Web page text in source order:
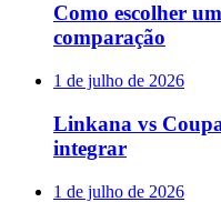
Como escolher
comparação
1 de julho de 2026
Linkana vs
integrar
1 de julho de 2026